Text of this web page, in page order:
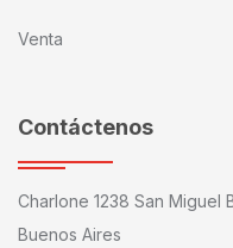
Venta
Contáctenos
Charlone 1238 San Miguel
Buenos Aires